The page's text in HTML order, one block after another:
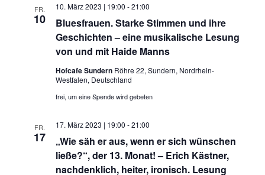
FR.
10
Bluesfrauen. Starke Stimmen und ihre
Geschichten – eine musikalische Lesung
von und mit Haide Manns
10. März 2023 | 19:00 -21:00
Hofcafe Sundern Röhre 22, Sundern, Nordrhein-
Westfalen, Deutschland
frei, um eine Spende wird gebeten
FR.
17
„Wie säh er aus, wenn er sich wünschen
ließe?“, der 13. Monat! – Erich Kästner,
nachdenklich, heiter, ironisch. Lesung
17. März 2023 | 19:00 -21:00